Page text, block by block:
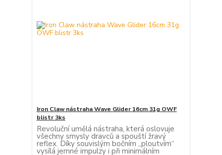
Iron Claw nástraha Wave Glider 16cm 31g OWF
blistr 3ks
Revoluční umělá nástraha, která oslovuje
všechny smysly dravců a spouští žravý
reflex. Díky souvislým bočním „ploutvím“
vysílá jemné impulzy i při minimálním